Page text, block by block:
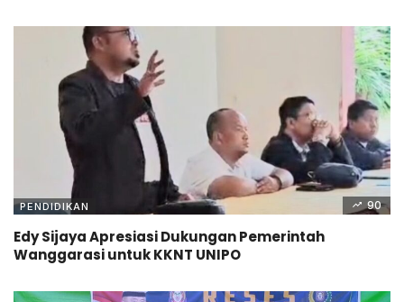
PENDIDIKAN 90
Edy Sijaya Apresiasi Dukungan Pemerintah
Wanggarasi untuk KKNT UNIPO